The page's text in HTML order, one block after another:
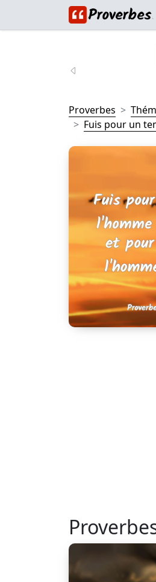
Proverbes
Fuis pour un